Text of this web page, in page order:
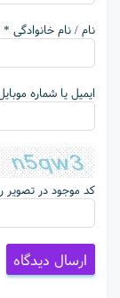
نام / نام خانوادگی *
ایمیل یا شماره
کد موجود در تصویر